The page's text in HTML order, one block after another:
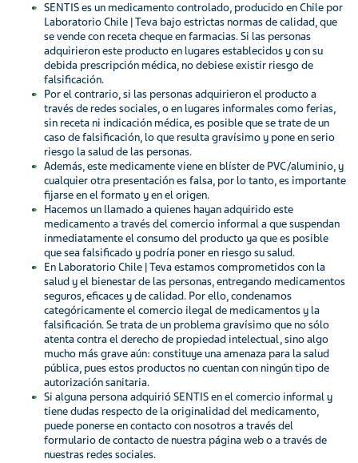
SENTIS es un medicamento controlado, producido en Chile por
Laboratorio Chile | Teva bajo estrictas normas de calidad, que
se vende con receta cheque en farmacias. Si las personas
adquirieron este producto en lugares establecidos y con su
debida prescripción médica, no debiese existir riesgo de
falsificación.
Por el contrario, si las personas adquirieron el producto a
través de redes sociales, o en lugares informales como ferias,
sin receta ni indicación médica, es posible que se trate de un
caso de falsificación, lo que resulta gravísimo y pone en serio
riesgo la salud de las personas.
Además, este medicamente viene en blíster de PVC/aluminio, y
cualquier otra presentación es falsa, por lo tanto, es importante
fijarse en el formato y en el origen.
Hacemos un llamado a quienes hayan adquirido este
medicamento a través del comercio informal a que suspendan
inmediatamente el consumo del producto ya que es posible
que sea falsificado y podría poner en riesgo su salud.
En Laboratorio Chile | Teva estamos comprometidos con la
salud y el bienestar de las personas, entregando medicamentos
seguros, eficaces y de calidad. Por ello, condenamos
categóricamente el comercio ilegal de medicamentos y la
falsificación. Se trata de un problema gravísimo que no sólo
atenta contra el derecho de propiedad intelectual, sino algo
mucho más grave aún: constituye una amenaza para la salud
pública, pues estos productos no cuentan con ningún tipo de
autorización sanitaria.
Si alguna persona adquirió SENTIS en el comercio informal y
tiene dudas respecto de la originalidad del medicamento,
puede ponerse en contacto con nosotros a través del
formulario de contacto de nuestra página web o a través de
nuestras redes sociales.